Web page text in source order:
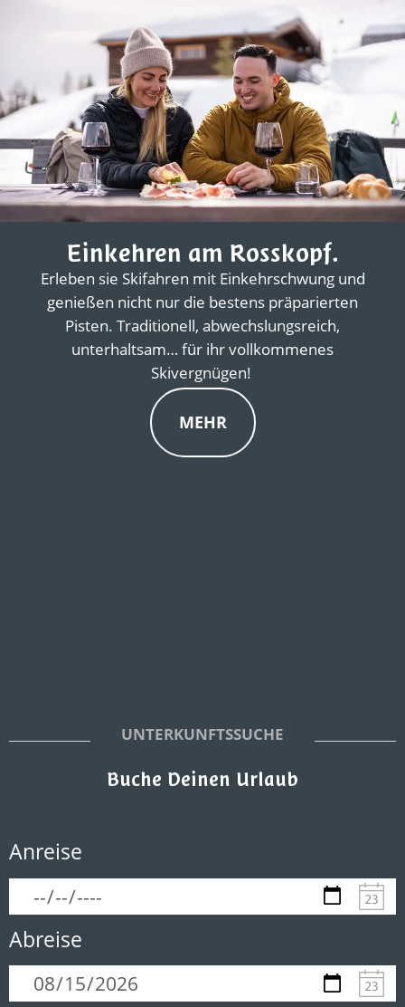
Einkehren am Rosskopf.
Erleben sie Skifahren mit Einkehrschwung und
genießen nicht nur die bestens präparierten
Pisten. Traditionell, abwechslungsreich,
unterhaltsam… für ihr vollkommenes
Skivergnügen!
MEHR
UNTERKUNFTSSUCHE
Buche Deinen Urlaub
Anreise
Abreise